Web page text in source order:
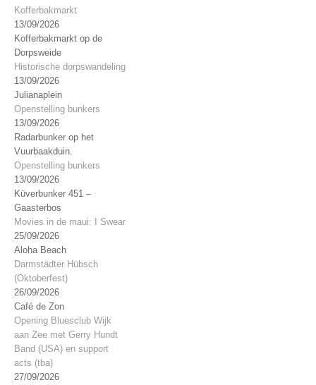
Kofferbakmarkt
13/09/2026
Kofferbakmarkt op de
Dorpsweide
Historische dorpswandeling
13/09/2026
Julianaplein
Openstelling bunkers
13/09/2026
Radarbunker op het
Vuurbaakduin.
Openstelling bunkers
13/09/2026
Küverbunker 451 –
Gaasterbos
Movies in de maui: I Swear
25/09/2026
Aloha Beach
Darmstädter Hübsch
(Oktoberfest)
26/09/2026
Café de Zon
Opening Bluesclub Wijk
aan Zee met Gerry Hundt
Band (USA) en support
acts (tba)
27/09/2026